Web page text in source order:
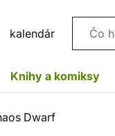
kalendár
Knihy a komiksy
Dwarf